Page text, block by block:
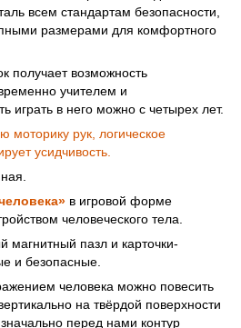
всем стандартам безопасности,
размерами для комфортного
получает возможность
учителем и
играть в него можно с четырех лет.
моторику рук, логическое
усидчивость.
в игровой форме
человеческого тела.
магнитный пазл и карточки-
и безопасные.
человека можно повесить
на твёрдой поверхности
перед нами контур